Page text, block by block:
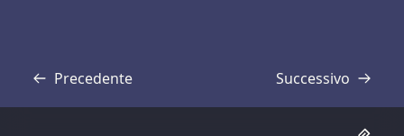
Precedente
Trascrizione Successivo
Trascrizione